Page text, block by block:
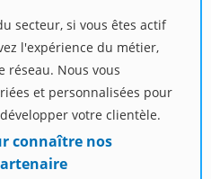
secteur, si vous êtes actif
l'expérience du métier,
réseau. Nous vous
et personnalisées pour
votre clientèle.
connaître nos